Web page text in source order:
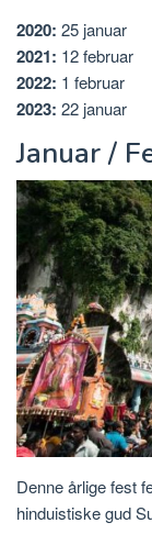
2020: 25 januar
2021: 12 februar
2022: 1 februar
2023: 22 januar
Januar /
Denne årlige fest
hinduistiske gud